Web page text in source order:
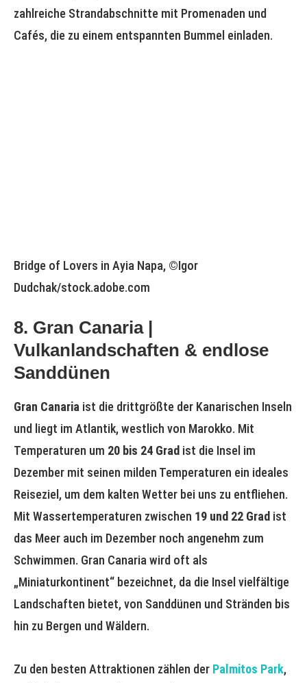
zahlreiche Strandabschnitte mit Promenaden und
Cafés, die zu einem entspannten Bummel einladen.
Bridge of Lovers in Ayia Napa, ©Igor
Dudchak/stock.adobe.com
8. Gran Canaria |
Vulkanlandschaften & endlose
Sanddünen
Gran Canaria ist die drittgrößte der Kanarischen Inseln
und liegt im Atlantik, westlich von Marokko. Mit
Temperaturen um 20 bis 24 Grad ist die Insel im
Dezember mit seinen milden Temperaturen ein ideales
Reiseziel, um dem kalten Wetter bei uns zu entfliehen.
Mit Wassertemperaturen zwischen 19 und 22 Grad ist
das Meer auch im Dezember noch angenehm zum
Schwimmen. Gran Canaria wird oft als
„Miniaturkontinent“ bezeichnet, da die Insel vielfältige
Landschaften bietet, von Sanddünen und Stränden bis
hin zu Bergen und Wäldern.
Zu den besten Attraktionen zählen der Palmitos Park,